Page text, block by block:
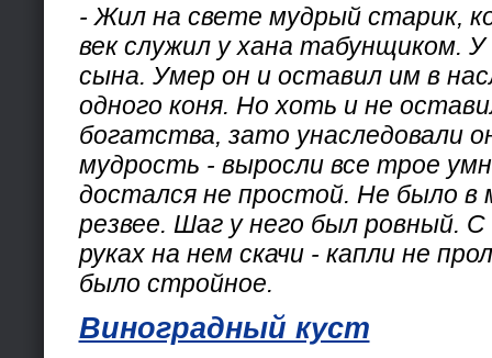
- Жил на свете мудрый старик,
век служил у хана табунщиком.
сына. Умер он и оставил им в
одного коня. Но хоть и не
богатства, зато унаследовали
мудрость - выросли все трое
достался не простой. Не было в
резвее. Шаг у него был ровный. С
руках на нем скачи - капли не
было стройное.
Виноградный куст